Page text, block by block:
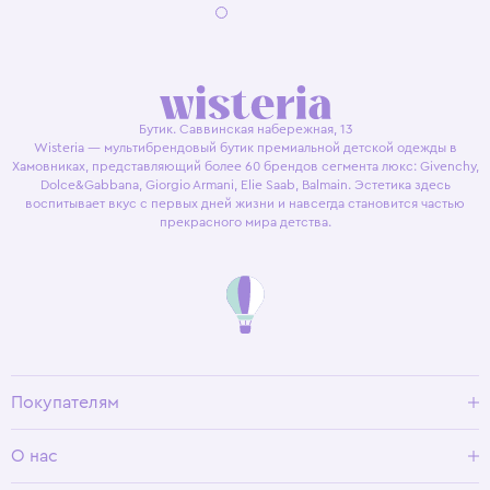
Бутик. Саввинская набережная, 13
Wisteria — мультибрендовый бутик премиальной детской одежды в
Хамовниках, представляющий более 60 брендов сегмента люкс: Givenchy,
Dolce&Gabbana, Giorgio Armani, Elie Saab, Balmain. Эстетика здесь
воспитывает вкус с первых дней жизни и навсегда становится частью
прекрасного мира детства.
Покупателям
Условия возврата
О нас